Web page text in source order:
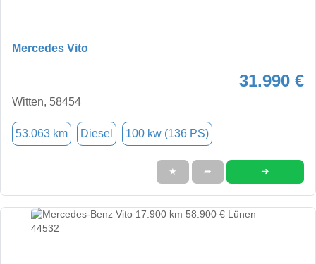
Mercedes Vito
31.990 €
Witten, 58454
53.063 km Diesel 100 kw (136 PS)
★ ➦ ➜